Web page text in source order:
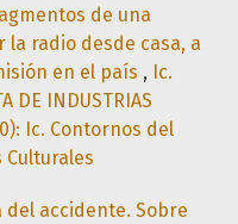
de una
la radio desde casa, a
en el país , Ic.
DE INDUSTRIAS
Ic. Contornos del
Culturales
del accidente. Sobre